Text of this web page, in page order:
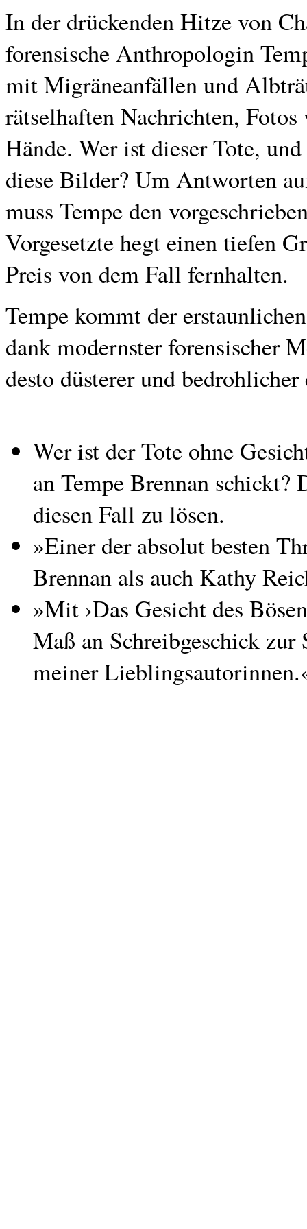
In der drückenden Hitze von
forensische Anthropologin
mit Migräneanfällen und
rätselhaften Nachrichten,
Hände. Wer ist dieser Tote,
diese Bilder? Um Antworten
muss Tempe den
Vorgesetzte hegt einen tiefen
Preis von dem Fall fernhalten.
Tempe kommt der
dank modernster forensischer
desto düsterer und
Wer ist der Tote ohne
an Tempe Brennan schickt?
diesen Fall zu lösen.
»Einer der absolut besten
Brennan als auch Kathy
»Mit ›Das Gesicht des
Maß an Schreibgeschick zur
meiner